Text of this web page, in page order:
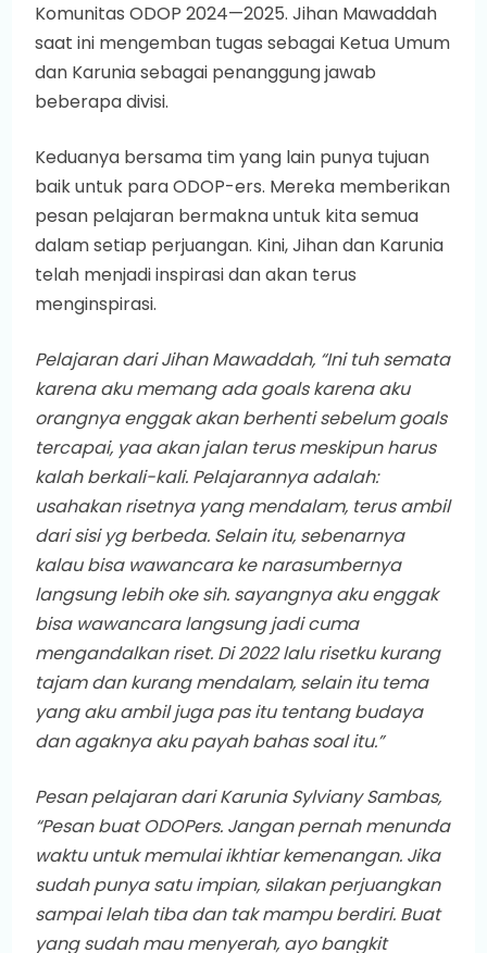
Komunitas ODOP 2024—2025. Jihan Mawaddah
saat ini mengemban tugas sebagai Ketua Umum
dan Karunia sebagai penanggung jawab
beberapa divisi.
Keduanya bersama tim yang lain punya tujuan
baik untuk para ODOP-ers. Mereka memberikan
pesan pelajaran bermakna untuk kita semua
dalam setiap perjuangan. Kini, Jihan dan Karunia
telah menjadi inspirasi dan akan terus
menginspirasi.
Pelajaran dari Jihan Mawaddah, “Ini tuh semata
karena aku memang ada goals karena aku
orangnya enggak akan berhenti sebelum goals
tercapai, yaa akan jalan terus meskipun harus
kalah berkali-kali. Pelajarannya adalah:
usahakan risetnya yang mendalam, terus ambil
dari sisi yg berbeda. Selain itu, sebenarnya
kalau bisa wawancara ke narasumbernya
langsung lebih oke sih. sayangnya aku enggak
bisa wawancara langsung jadi cuma
mengandalkan riset. Di 2022 lalu risetku kurang
tajam dan kurang mendalam, selain itu tema
yang aku ambil juga pas itu tentang budaya
dan agaknya aku payah bahas soal itu.”
Pesan pelajaran dari Karunia Sylviany Sambas,
“Pesan buat ODOPers. Jangan pernah menunda
waktu untuk memulai ikhtiar kemenangan. Jika
sudah punya satu impian, silakan perjuangkan
sampai lelah tiba dan tak mampu berdiri. Buat
yang sudah mau menyerah, ayo bangkit